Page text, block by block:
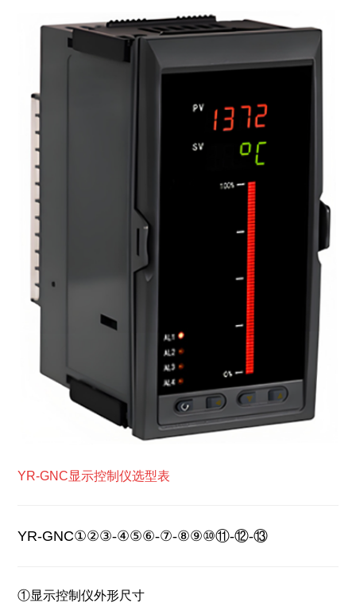
YR-GNC显示控制仪选型表
YR-GNC①②③-④⑤⑥-⑦-⑧⑨⑩⑪-⑫-⑬
①显示控制仪外形尺寸